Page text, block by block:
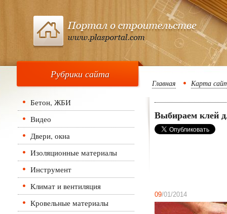
Рубрики сайта
Бетон, ЖБИ
Видео
Двери, окна
Изоляционные материалы
Инструмент
Климат и вентиляция
Кровельные материалы
Главная Карта
Выбираем клей
09/01/2014